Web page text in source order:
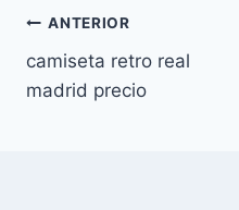
Navegación
de
ANTERIOR
camiseta retro real
madrid precio